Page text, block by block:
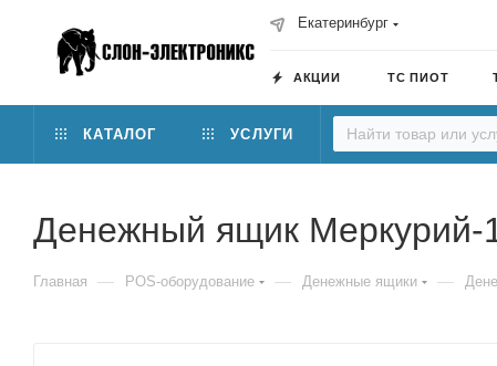
Екатеринбург
АКЦИИ ТС ПИОТ
КАТАЛОГ УСЛУГИ
Денежный ящик Меркурий-
Главная — POS-оборудование — Денежные ящики —